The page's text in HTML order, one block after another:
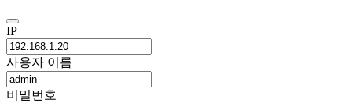
IP
사용자 이름
비밀번호